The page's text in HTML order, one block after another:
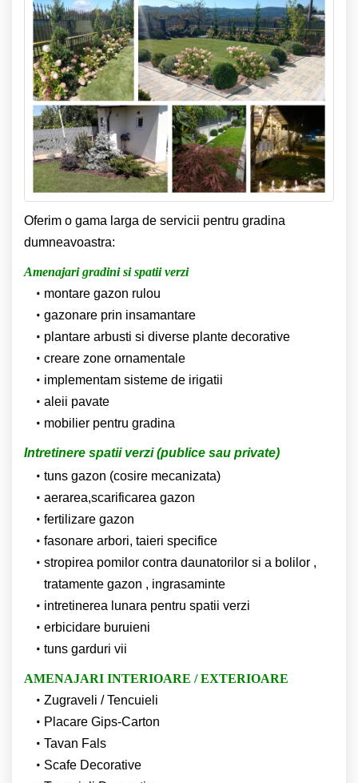
Oferim o gama larga de servicii pentru gradina
dumneavoastra:
Amenajari gradini si spatii verzi
montare gazon rulou
gazonare prin insamantare
plantare arbusti si diverse plante decorative
creare zone ornamentale
implementam sisteme de irigatii
aleii pavate
mobilier pentru gradina
Intretinere spatii verzi (publice sau private)
tuns gazon (cosire mecanizata)
aerarea,scarificarea gazon
fertilizare gazon
fasonare arbori, taieri specifice
stropirea pomilor contra daunatorilor si a bolilor ,
tratamente gazon , ingrasaminte
intretinerea lunara pentru spatii verzi
erbicidare buruieni
tuns garduri vii
AMENAJARI INTERIOARE / EXTERIOARE
Zugraveli / Tencuieli
Placare Gips-Carton
Tavan Fals
Scafe Decorative